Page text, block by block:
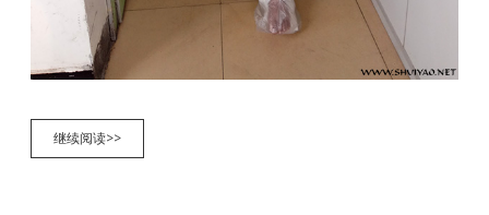
继续阅读>>膝
伤